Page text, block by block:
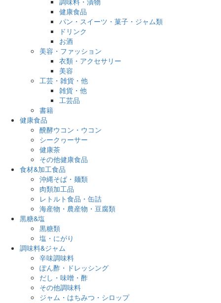
健康食品
パン・スイーツ・菓子・ジャム類
ドリンク
お酒
美容・ファッション
衣類・アクセサリー
美容
工芸・雑貨・他
雑貨・他
工芸品
書籍
健康食品
醗酵ウコン・ウコン
シークヮーサー
健康茶
その他健康食品
食材&加工食品
沖縄そば・麺類
肉類加工品
レトルト食品・缶詰
海産物・農産物・豆腐類
黒糖&塩
黒糖類
塩・にがり
調味料&ジャム
辛味調味料
ぽん酢・ドレッシング
だし・味噌・酢
その他調味料
ジャム・はちみつ・シロップ